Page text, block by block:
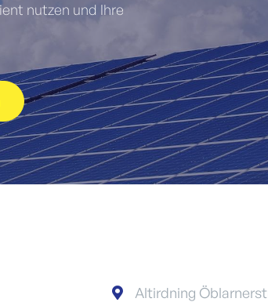
nutzen und Ihre
 Altirdning